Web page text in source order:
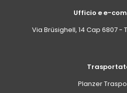
Ufficio e e-
Via Brüsighell, 14 Cap 6807 -
Planzer